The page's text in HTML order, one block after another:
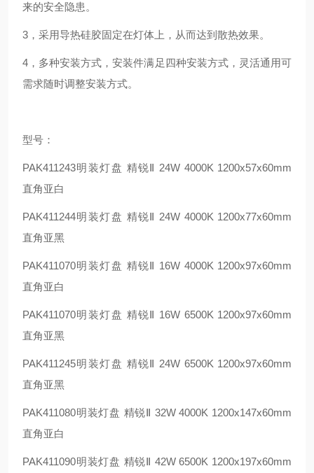
来的安全隐患。
3，采用导热硅胶固定在灯体上，从而达到散热效果。
4，多种安装方式，安装件满足四种安装方式，灵活通用可
需求随时调整安装方式。
型号：
PAK411243明装灯盘 精锐Ⅱ 24W 4000K 1200x57x60mm
直角亚白
PAK411244明装灯盘 精锐Ⅱ 24W 4000K 1200x77x60mm
直角亚黑
PAK411070明装灯盘 精锐Ⅱ 16W 4000K 1200x97x60mm
直角亚白
PAK411070明装灯盘 精锐Ⅱ 16W 6500K 1200x97x60mm
直角亚黑
PAK411245明装灯盘 精锐Ⅱ 24W 6500K 1200x97x60mm
直角亚黑
PAK411080明装灯盘 精锐Ⅱ 32W 4000K 1200x147x60mm
直角亚白
PAK411090明装灯盘 精锐Ⅱ 42W 6500K 1200x197x60mm